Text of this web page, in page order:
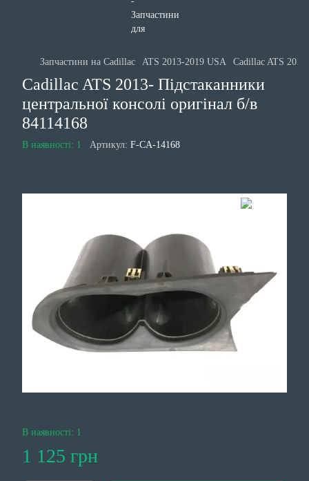
Запчастини на Cadillac ATS 2013-2019 USA Cadillac ATS
Cadillac ATS 2013- Підстаканники
центральної консолі оригінал б/в
84114168
В наявності: 1 Артикул: F-CA-14168
В наявності: 1
1 125 грн